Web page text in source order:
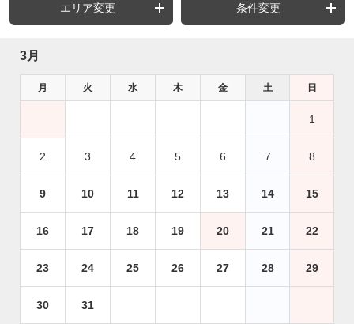
エリア変更 条件変更
3月
月 火 水 木 金 土 日
1
2 3 4 5 6 7 8
9 10 11 12 13 14 15
16 17 18 19 20 21 22
23 24 25 26 27 28 29
30 31